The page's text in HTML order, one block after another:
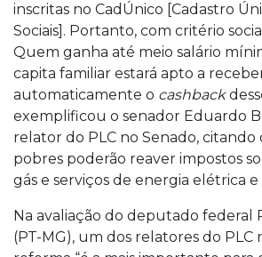
inscritas no CadÚnico [Cadastro
Sociais]. Portanto, com critério
Quem ganha até meio salário
capita familiar estará apto a
automaticamente o cashback
exemplificou o senador Eduardo
relator do PLC no Senado, citando
pobres poderão reaver impostos
gás e serviços de energia elétrica
Na avaliação do deputado federal
(PT-MG), um dos relatores do PLC